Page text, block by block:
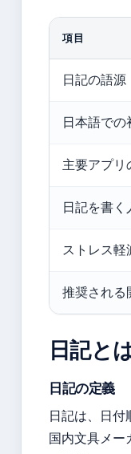
項目
日記の語源
日本語での
主要アプリ
日記を書く
ストレス軽
推奨される
日記と
日記の定義
日記は、日
国内文具メー